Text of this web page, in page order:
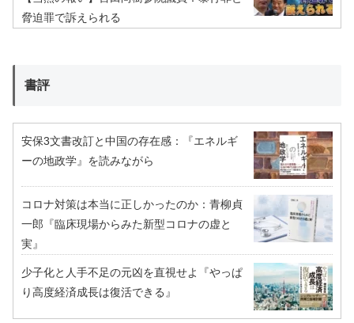
脅迫罪で訴えられる
書評
安保3文書改訂と中国の存在感：『エネルギ
ーの地政学』を読みながら
コロナ対策は本当に正しかったのか：青柳貞
一郎『臨床現場からみた新型コロナの虚と
実』
少子化と人手不足の元凶を直視せよ『やっぱ
り高度経済成長は復活できる』